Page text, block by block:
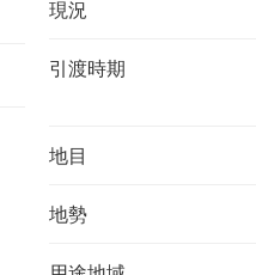
現況
引渡時期
地目
地勢